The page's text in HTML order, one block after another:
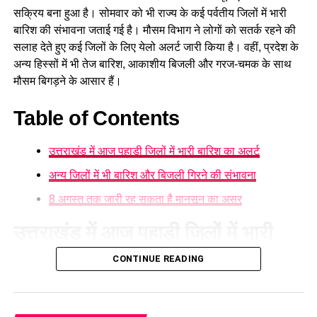
भारी इजाफा, ऐसे करें बचाव
DON'T MISS
चमोली : शिफ्ट बदलते ही टनल में टकराईं लोको ट्रेनें, पीपलकोटी में
बड़ा हादसा, 88 मजदूर घायल
सकती हैं। ऐसे में पहाड़ी मार्गों पर सफर करने वाले लोगों को विशेष सावधानी
बरतने की जरूरत है।
सक्रिय बना हुआ है। सोमवार को भी राज्य के कई पर्वतीय जिलों में भारी
बारिश की संभावना जताई गई है। मौसम विभाग ने लोगों को सतर्क रहने की
सलाह देते हुए कई जिलों के लिए येलो अलर्ट जारी किया है। वहीं, प्रदेश के
अन्य हिस्सों में भी तेज बारिश, आकाशीय बिजली और गरज-चमक के साथ
मौसम बिगड़ने के आसार हैं।
Table of Contents
उत्तराखंड में आज पहाड़ी जिलों में भारी बारिश का अलर्ट
अन्य जिलों में भी बारिश और बिजली गिरने की संभावना
8 अगस्त तक जारी रह सकता है मानसून का असर
बारिश का अलर्ट
मौसम विज्ञान केंद्रके अनुसार सोमवार को देहरादून, रुद्रप्रयाग, चमोली,
CONTINUE READING